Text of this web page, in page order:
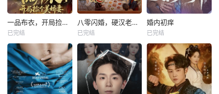
一品布衣，开局捡个美娇妻
已完结
八零闪婚，硬汉老公他超爱
已完结
婚内初痒
已完结